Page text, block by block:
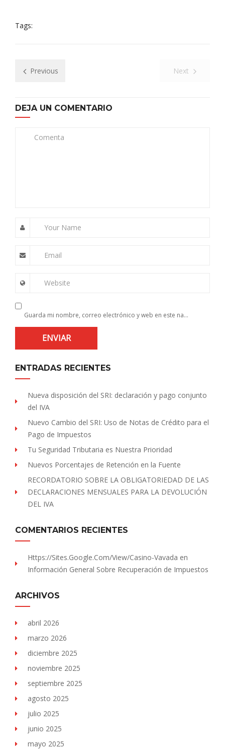
Tags:
Previous Next
DEJA UN COMENTARIO
Comenta
Your Name
Email
Website
Guarda mi nombre, correo electrónico y web en este navegador para la próxima vez que comente.
ENTRADAS RECIENTES
Nueva disposición del SRI: declaración y pago conjunto
del IVA
Nuevo Cambio del SRI: Uso de Notas de Crédito para el
Pago de Impuestos
Tu Seguridad Tributaria es Nuestra Prioridad
Nuevos Porcentajes de Retención en la Fuente
RECORDATORIO SOBRE LA OBLIGATORIEDAD DE LAS
DECLARACIONES MENSUALES PARA LA DEVOLUCIÓN
DEL IVA
COMENTARIOS RECIENTES
Https://sites.Google.com/view/Casino-Vavada en
Información General Sobre Recuperación de Impuestos
ARCHIVOS
abril 2026
marzo 2026
diciembre 2025
noviembre 2025
septiembre 2025
agosto 2025
julio 2025
junio 2025
mayo 2025